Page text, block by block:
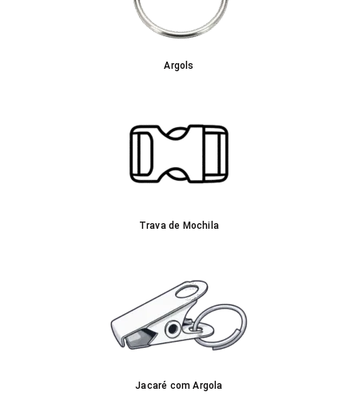
Argols
Trava de Mochila
Jacaré com Argola